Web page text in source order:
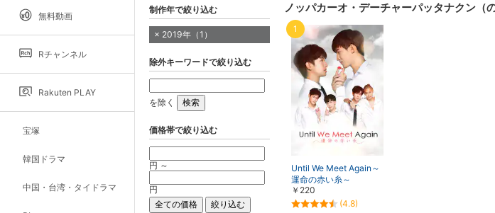
無料動画
Rチャンネル
Rakuten PLAY
宝塚
韓国ドラマ
中国・台湾・タイドラマ
表
ノッパカーオ・デーチャーパッタナクン（
Until We Meet Again～
運命の赤い糸～
￥220
(4.8)
1
制作年で絞り込む
2019年（1）
除外キーワードで絞り込む
を除く
価格帯で絞り込む
円 ～
円